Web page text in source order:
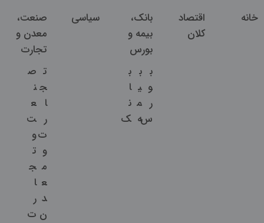
خانه
اقتصاد
کلان
بانک،
بیمه و
بورس
ب
و
ر
س
ب
ی
م
ه
ب
ا
ن
ک
سیاسی
صنعت،
معدن و
تجارت
ت
ج
ا
ر
ت
و
م
ع
د
ن
ص
ن
ع
ت
و
ت
ج
ا
ر
ت